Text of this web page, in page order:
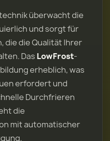
überwacht die
und sorgt für
die die Qualität Ihrer
Das LowFrost-
erheblich, was
erfordert und
Durchfrieren
die
mit automatischer